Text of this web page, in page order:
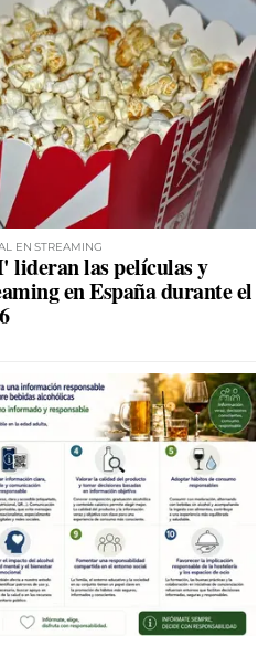
EN STREAMING
las películas y
en España durante el